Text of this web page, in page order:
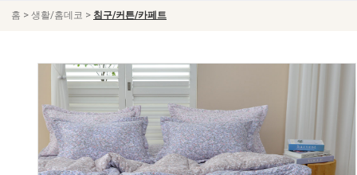
홈 > 생활/홈데코 > 침구/커튼/카페트